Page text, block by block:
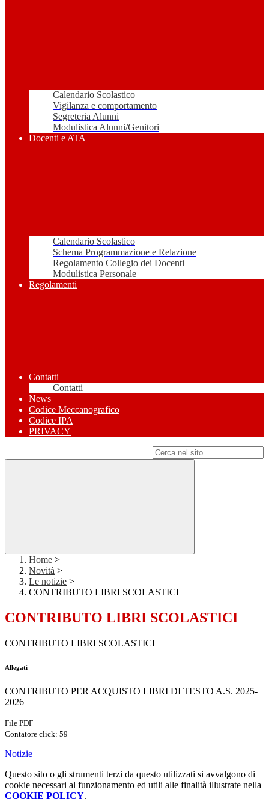
Calendario Scolastico
Vigilanza e comportamento
Segreteria Alunni
Modulistica Alunni/Genitori
Docenti e ATA
Calendario Scolastico
Schema Programmazione e Relazione
Regolamento Collegio dei Docenti
Modulistica Personale
Regolamenti
Contatti
Contatti
News
Codice Meccanografico
Codice IPA
PRIVACY
Home >
Novità >
Le notizie >
CONTRIBUTO LIBRI SCOLASTICI
CONTRIBUTO LIBRI SCOLASTICI
CONTRIBUTO LIBRI SCOLASTICI
Allegati
CONTRIBUTO PER ACQUISTO LIBRI DI TESTO A.S. 2025-
2026
File PDF
Contatore click: 59
Notizie
Questo sito o gli strumenti terzi da questo utilizzati si avvalgono di
cookie necessari al funzionamento ed utili alle finalità illustrate nella
COOKIE POLICY.